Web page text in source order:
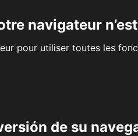
navigateur
pour utiliser toutes les
de su